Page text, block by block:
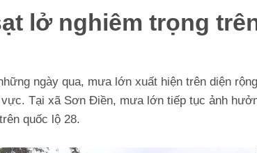
lở nghiêm trọng
ngày qua, mưa lớn xuất hiện trên diện
Tại xã Sơn Điền, mưa lớn tiếp tục ảnh
quốc lộ 28.